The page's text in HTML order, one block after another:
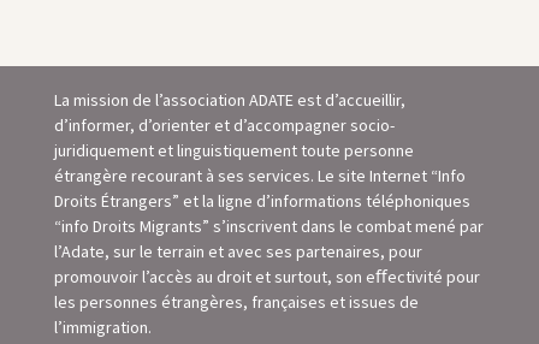
La mission de l’association ADATE est d’accueillir,
d’informer, d’orienter et d’accompagner socio-
juridiquement et linguistiquement toute personne
étrangère recourant à ses services. Le site Internet “Info
Droits Étrangers” et la ligne d’informations téléphoniques
“info Droits Migrants” s’inscrivent dans le combat mené par
l’Adate, sur le terrain et avec ses partenaires, pour
promouvoir l’accès au droit et surtout, son eﬀectivité pour
les personnes étrangères, françaises et issues de
l’immigration.